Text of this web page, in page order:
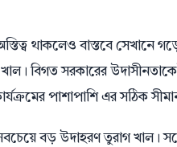
থাকলেও বাস্তবে সেখানে
বিগত সরকারের
পাশাপাশি এর সঠিক
বড় উদাহরণ তুরাগ খাল।